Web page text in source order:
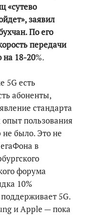
«сутево
заявил
По его
передачи
на 18-20%.
5G есть
абоненты,
стандарта
опыт пользования
было. Это не
в
форума
10%
5G.
и Apple — пока